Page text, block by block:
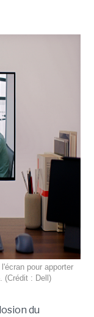
pour apporter
(Crédit : Dell)
du